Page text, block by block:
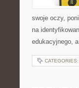
swoje oczy,
na
edukacyjnego,
CATEGORIES: